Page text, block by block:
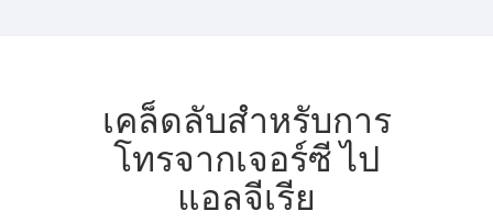
เคล็ดลับสำหรับการ
โทรจากเจอร์ซี ไป
แอลจีเรีย